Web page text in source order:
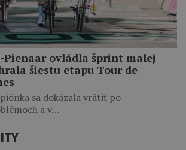
Pienaar ovládla šprint malej
šiestu etapu Tour de
sa dokázala vrátiť po
a v…